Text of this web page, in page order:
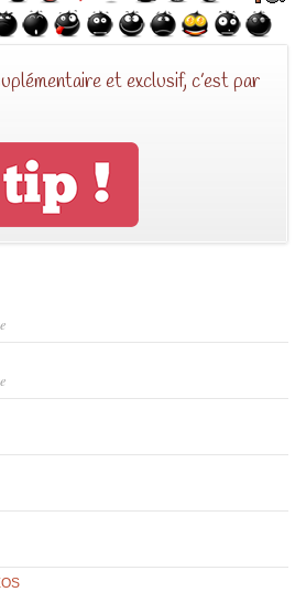
et exclusif, c’est par